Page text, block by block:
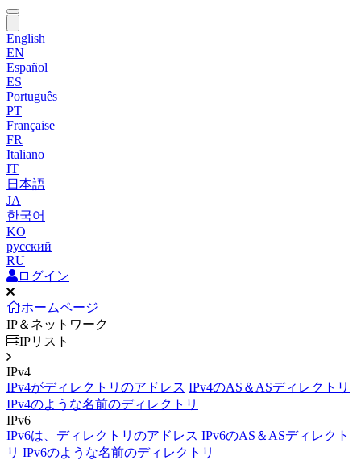
English
EN
Español
ES
Português
PT
Française
FR
Italiano
IT
日本語
JA
한국어
KO
русский
RU
ログイン
ホームページ
IP＆ネットワーク
IPリスト
IPv4
IPv4がディレクトリのアドレス IPv4のAS＆ASディレクトリ
IPv4のような名前のディレクトリ
IPv6
IPv6は、ディレクトリのアドレス IPv6のAS＆ASディレクト
リ IPv6のような名前のディレクトリ